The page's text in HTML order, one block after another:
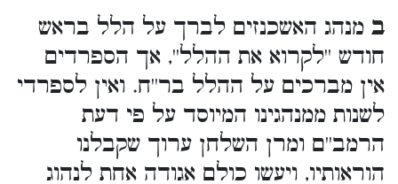
ב מנהג האשכנזים לברך על הלל בראש
חודש ''לקרוא את ההלל'', אך הספרדים
אין מברכים על ההלל בר''ח. ואין לספרדי
לשנות ממנהגינו המיוסד על פי דעת
הרמב''ם ומרן השלחן ערוך שקבלנו
הוראותיו, ויעשו כולם אגודה אחת לנהוג